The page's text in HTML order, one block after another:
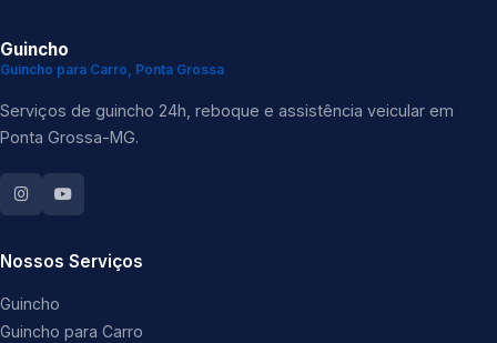
Guincho
Guincho para Carro, Ponta Grossa
Serviços de guincho 24h, reboque e assistência veicular em
Ponta Grossa-MG.
Nossos Serviços
Guincho
Guincho para Carro